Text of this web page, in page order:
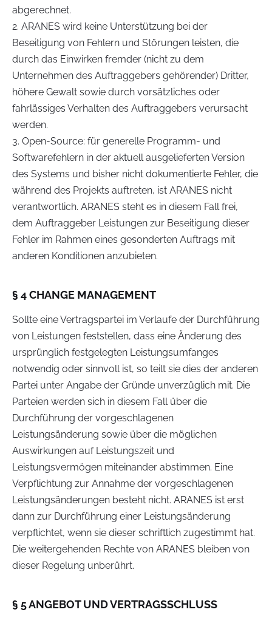
abgerechnet.
2. ARANES wird keine Unterstützung bei der
Beseitigung von Fehlern und Störungen leisten, die
durch das Einwirken fremder (nicht zu dem
Unternehmen des Auftraggebers gehörender) Dritter,
höhere Gewalt sowie durch vorsätzliches oder
fahrlässiges Verhalten des Auftraggebers verursacht
werden.
3. Open-Source: für generelle Programm- und
Softwarefehlern in der aktuell ausgelieferten Version
des Systems und bisher nicht dokumentierte Fehler, die
während des Projekts auftreten, ist ARANES nicht
verantwortlich. ARANES steht es in diesem Fall frei,
dem Auftraggeber Leistungen zur Beseitigung dieser
Fehler im Rahmen eines gesonderten Auftrags mit
anderen Konditionen anzubieten.
§ 4 CHANGE MANAGEMENT
Sollte eine Vertragspartei im Verlaufe der Durchführung
von Leistungen feststellen, dass eine Änderung des
ursprünglich festgelegten Leistungsumfanges
notwendig oder sinnvoll ist, so teilt sie dies der anderen
Partei unter Angabe der Gründe unverzüglich mit. Die
Parteien werden sich in diesem Fall über die
Durchführung der vorgeschlagenen
Leistungsänderung sowie über die möglichen
Auswirkungen auf Leistungszeit und
Leistungsvermögen miteinander abstimmen. Eine
Verpflichtung zur Annahme der vorgeschlagenen
Leistungsänderungen besteht nicht. ARANES ist erst
dann zur Durchführung einer Leistungsänderung
verpflichtet, wenn sie dieser schriftlich zugestimmt hat.
Die weitergehenden Rechte von ARANES bleiben von
dieser Regelung unberührt.
§ 5 ANGEBOT UND VERTRAGSSCHLUSS